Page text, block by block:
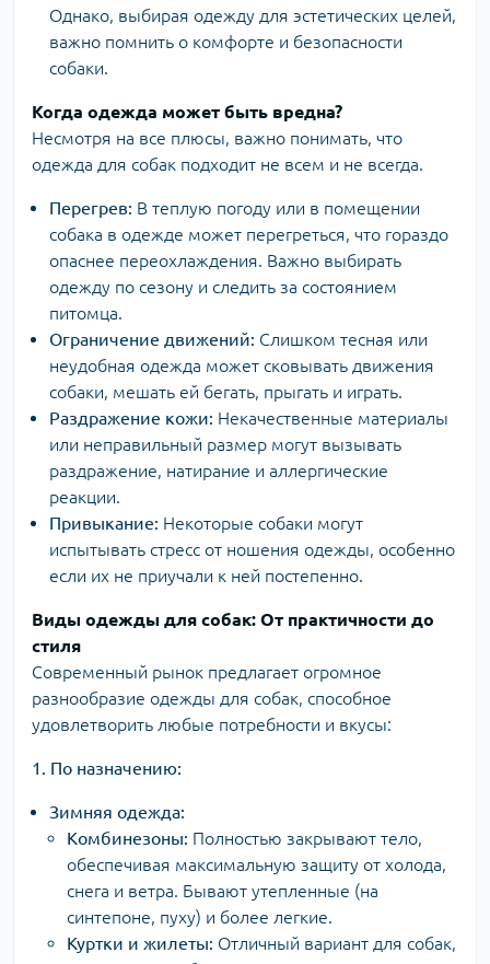
Однако, выбирая одежду для эстетических целей,
важно помнить о комфорте и безопасности
собаки.
Когда одежда может быть вредна?
Несмотря на все плюсы, важно понимать, что
одежда для собак подходит не всем и не всегда.
Перегрев: В теплую погоду или в помещении
собака в одежде может перегреться, что гораздо
опаснее переохлаждения. Важно выбирать
одежду по сезону и следить за состоянием
питомца.
Ограничение движений: Слишком тесная или
неудобная одежда может сковывать движения
собаки, мешать ей бегать, прыгать и играть.
Раздражение кожи: Некачественные материалы
или неправильный размер могут вызывать
раздражение, натирание и аллергические
реакции.
Привыкание: Некоторые собаки могут
испытывать стресс от ношения одежды, особенно
если их не приучали к ней постепенно.
Виды одежды для собак: От практичности до
стиля
Современный рынок предлагает огромное
разнообразие одежды для собак, способное
удовлетворить любые потребности и вкусы:
1. По назначению:
Зимняя одежда:
Комбинезоны: Полностью закрывают тело,
обеспечивая максимальную защиту от холода,
снега и ветра. Бывают утепленные (на
синтепоне, пуху) и более легкие.
Куртки и жилеты: Отличный вариант для собак,